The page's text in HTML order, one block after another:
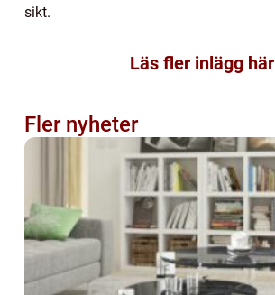
sikt.
Läs fler inlägg här
Fler nyheter